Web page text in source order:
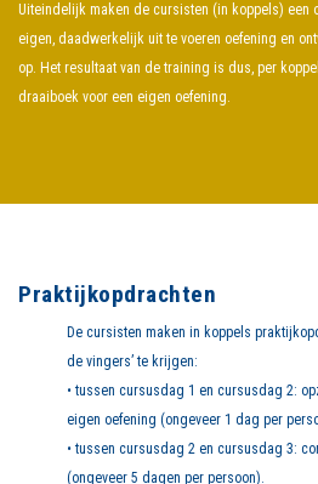
Uiteindelijk maken de cursisten (in koppels) een
eigen, daadwerkelijk uit te voeren oefening en
op. Het resultaat van de training is dus, per
draaiboek voor een eigen oefening.
Praktijkopdrachten
De cursisten maken in koppels
de vingers’ te krijgen:
• tussen cursusdag 1 en cursusdag 2:
eigen oefening (ongeveer 1 dag per
• tussen cursusdag 2 en cursusdag 3:
(ongeveer 5 dagen per persoon).